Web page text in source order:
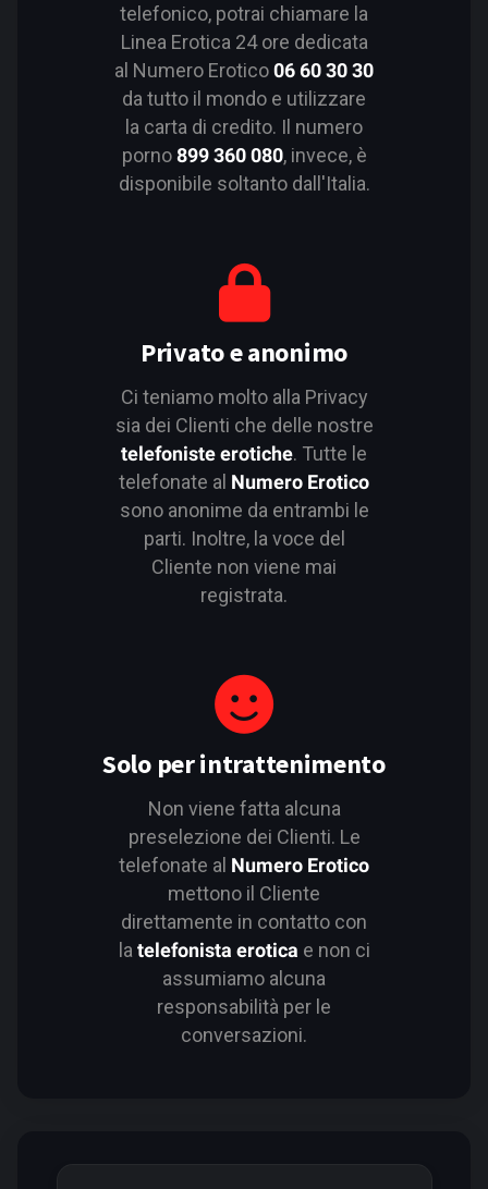
telefonico, potrai chiamare la
Linea Erotica 24 ore dedicata
al Numero Erotico06 60 30 30
da tutto il mondo e utilizzare
la carta di credito. Il numero
porno899 360 080, invece, è
disponibile soltanto dall'Italia.
Privato e anonimo
Ci teniamo molto alla Privacy
sia dei Clienti che delle nostre
telefoniste erotiche. Tutte le
telefonate al Numero Erotico
sono anonime da entrambi le
parti. Inoltre, la voce del
Cliente non viene mai
registrata.
Solo per intrattenimento
Non viene fatta alcuna
preselezione dei Clienti. Le
telefonate al Numero Erotico
mettono il Cliente
direttamente in contatto con
la telefonista erotica e non ci
assumiamo alcuna
responsabilità per le
conversazioni.